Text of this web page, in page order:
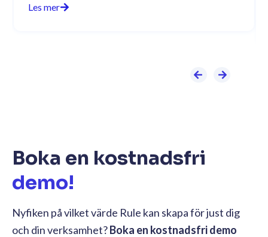
Les mer
Boka en kostnadsfri
demo!
Nyfiken på vilket värde Rule kan skapa för just dig
och din verksamhet?Boka en kostnadsfri demo